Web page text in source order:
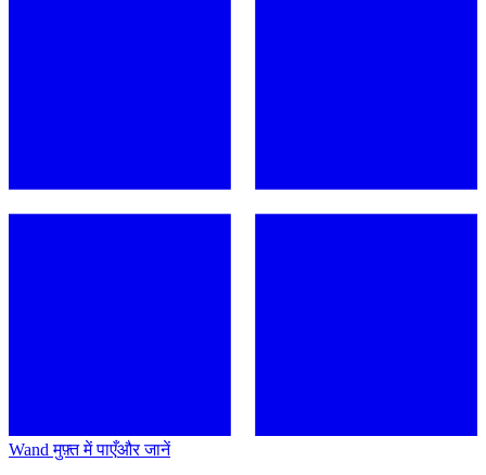
Wand मुफ़्त में पाएँऔर जानें